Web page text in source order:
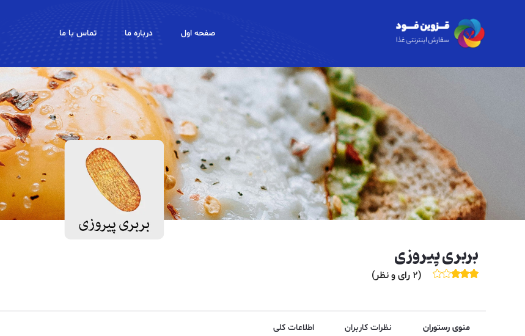
صفحه اول درباره ما تماس با ما
بربری پیروزی
(
2 رای و نظر)
منوی رستوران نظرات کاربران اطلاعات کلی